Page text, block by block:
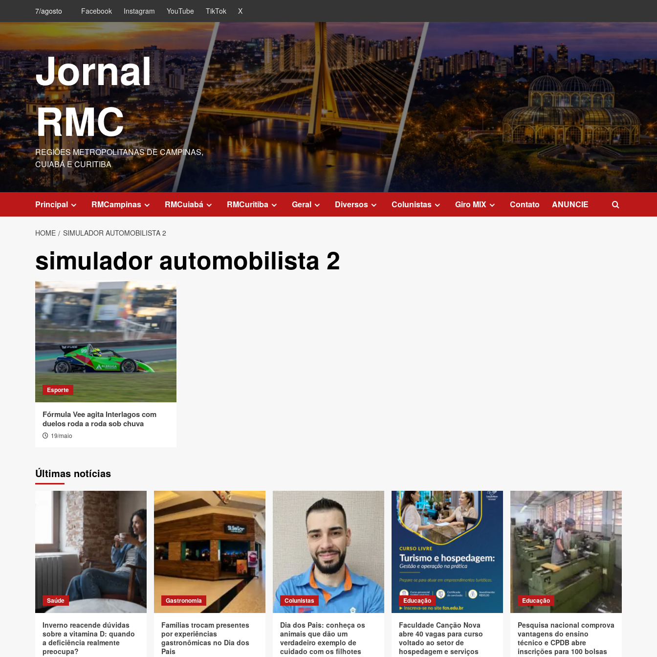
content
7/agosto Facebook Instagram YouTube TikTok X
Jornal
RMC
REGIÕES METROPOLITANAS DE CAMPINAS,
CUIABÁ E CURITIBA
Principal RMCampinas RMCuiabá RMCuritiba Geral Diversos Colunistas Giro MIX Contato ANUNCIE
HOME SIMULADOR AUTOMOBILISTA 2
simulador automobilista 2
Esporte
Fórmula Vee agita Interlagos com
duelos roda a roda sob chuva
19/maio
Últimas notícias
Saúde
Inverno reacende dúvidas
sobre a vitamina D: quando
a deficiência realmente
preocupa?
Gastronomia
Famílias trocam presentes
por experiências
gastronômicas no Dia dos
Pais
Colunistas
Dia dos Pais: conheça os
animais que dão um
verdadeiro exemplo de
cuidado com os filhotes
Educação
Faculdade Canção Nova
abre 40 vagas para curso
voltado ao setor de
hospedagem e serviços
Educação
Pesquisa nacional comprova
vantagens do ensino
técnico e CPDB abre
inscrições para 100 bolsas